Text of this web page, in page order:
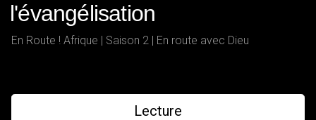
l'évangélisation
En Route ! Afrique | Saison 2 | En route avec Dieu
Lecture